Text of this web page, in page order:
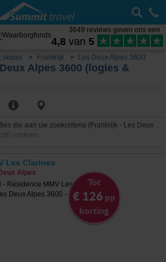
3649 reviews geven ons een
4,8 van 5
skipas Frankrijk Les Deux Alpes 3600
Alpes 3600 (logies &
die aan uw zoekcriteria (Frankrijk - Les Deux
voldoen.
Les Clarines
Alpes
Tot
€ 126 pp
korting